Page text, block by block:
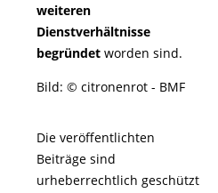
weiteren
Dienstverhältnisse
begründet worden sind.
Bild: © citronenrot - BMF
Die veröffentlichten
Beiträge sind
urheberrechtlich geschützt